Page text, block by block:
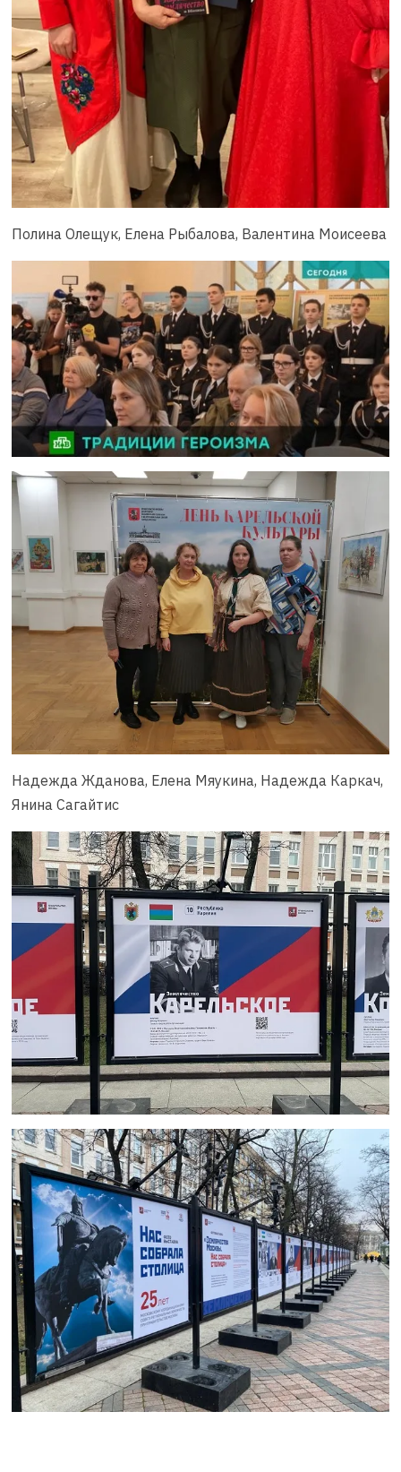
Полина Олещук, Елена Рыбалова, Валентина Моисеева
Надежда Жданова, Елена Мяукина, Надежда Каркач,
Янина Сагайтис